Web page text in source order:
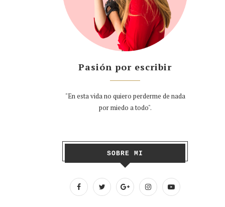
Pasión por escribir
"En esta vida no quiero perderme de nada
por miedo a todo".
SOBRE MI